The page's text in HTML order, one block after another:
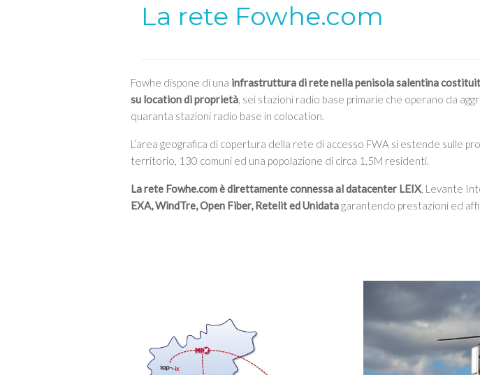
La rete Fowhe.com
Fowhe dispone di una infrastruttura di rete nella penisola salentina
su location di proprietà, sei stazioni radio base primarie che operano da
quaranta stazioni radio base in colocation.
L’area geografica di copertura della rete di accesso FWA si estende sulle
territorio, 130 comuni ed una popolazione di circa 1,5M residenti.
La rete Fowhe.com è direttamente connessa al datacenter LEIX, Levante
EXA, WindTre, Open Fiber, Retelit ed Unidatagarantendo prestazioni ed